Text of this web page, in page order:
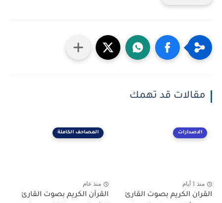
قد تهمك
بصوت القارئ
المصاحف الكاملة
القرآن الكريم بصوت القارئ